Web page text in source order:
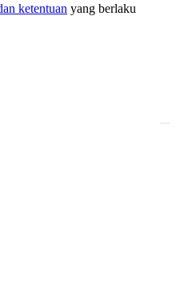
ketentuan yang berlaku